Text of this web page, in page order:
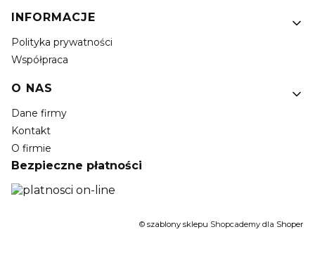
INFORMACJE
Polityka prywatności
Współpraca
O NAS
Dane firmy
Kontakt
O firmie
Bezpieczne płatności
© szablony sklepu Shopcademy dla Shoper